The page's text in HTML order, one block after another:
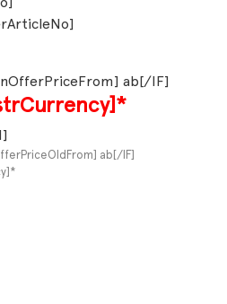
ab[/IF]
ab[/IF]